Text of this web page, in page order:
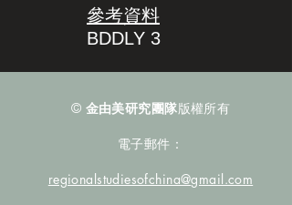
參考資料
BDDLY 3
© 金由美研究團隊版權所有
電子郵件：
regionalstudiesofchina@gmail.com